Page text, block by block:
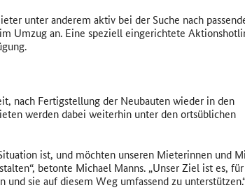
unter anderem aktiv bei der Suche nach
Umzug an. Eine speziell eingerichtete
nach Fertigstellung der Neubauten wieder in den
werden dabei weiterhin unter den ortsüblichen
ist, und möchten unseren Mieterinnen und
betonte Michael Manns. „Unser Ziel ist es,
sie auf diesem Weg umfassend zu